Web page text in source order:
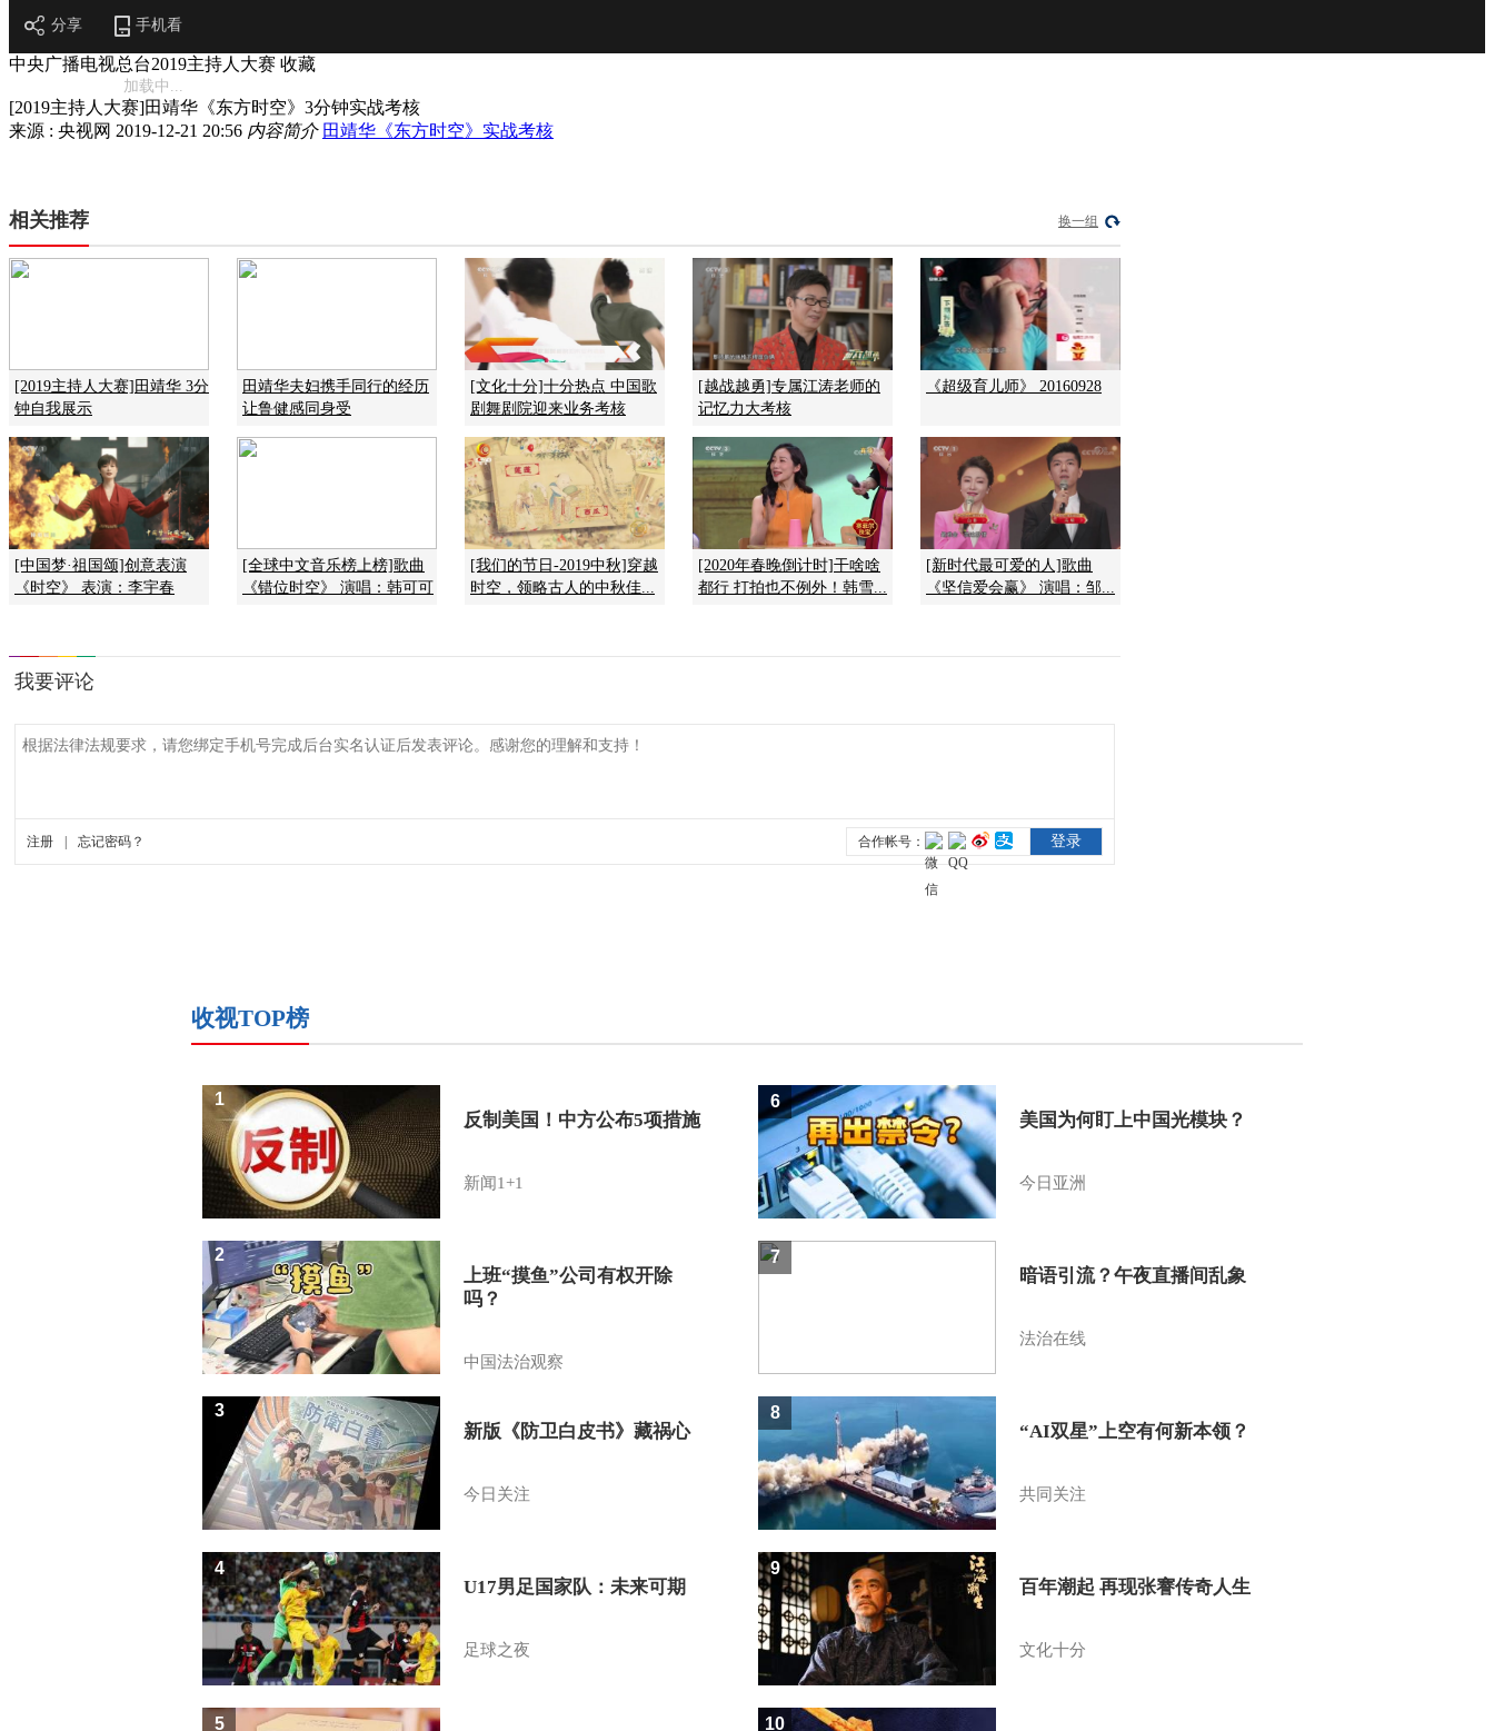
分享 手机看
中央广播电视总台2019主持人大赛 收藏
加载中...
[2019主持人大赛]田靖华《东方时空》3分钟实战考核
来源 : 央视网 2019-12-21 20:56 内容简介 田靖华 《东方时空》 实战考核
相关推荐 换一组
[2019主持人大赛]田靖华 3分
钟自我展示
田靖华夫妇携手同行的经历
让鲁健感同身受
[文化十分]十分热点 中国歌
剧舞剧院迎来业务考核
[越战越勇]专属江涛老师的
记忆力大考核
《超级育儿师》 20160928
[中国梦·祖国颂]创意表演
《时空》 表演：李宇春
[全球中文音乐榜上榜]歌曲
《错位时空》 演唱：韩可可
[我们的节日-2019中秋]穿越
时空，领略古人的中秋佳...
[2020年春晚倒计时]干啥啥
都行 打拍也不例外！韩雪...
[新时代最可爱的人]歌曲
《坚信爱会赢》 演唱：邹...
收视TOP榜
反制美国！中方公布5项措施
新闻1+1
1
上班“摸鱼”公司有权开除
吗？
中国法治观察
2
新版《防卫白皮书》藏祸心
今日关注
3
U17男足国家队：未来可期
足球之夜
4
5
美国为何盯上中国光模块？
今日亚洲
6
暗语引流？午夜直播间乱象
法治在线
7
“AI双星”上空有何新本领？
共同关注
8
百年潮起 再现张謇传奇人生
文化十分
9
10